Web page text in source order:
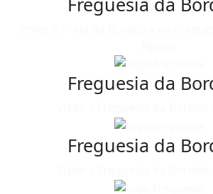
Freguesia da
Freguesia da